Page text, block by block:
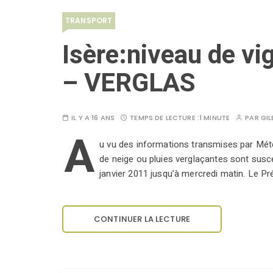
TRANSPORT
Isère:niveau de
– VERGLAS
IL Y A 16 ANS TEMPS DE LECTURE :1 MINUTE PAR
A u vu des informations transmises par
de neige ou pluies verglaçantes sont
janvier 2011 jusqu’à mercredi matin. Le
CONTINUER LA LECTURE